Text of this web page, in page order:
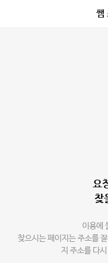
쌤
요
찾
이용에
찾으시는 페이지는 주소를
지 주소를 다